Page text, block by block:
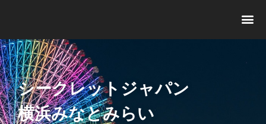
シークレットジャパン
横浜みなとみらい